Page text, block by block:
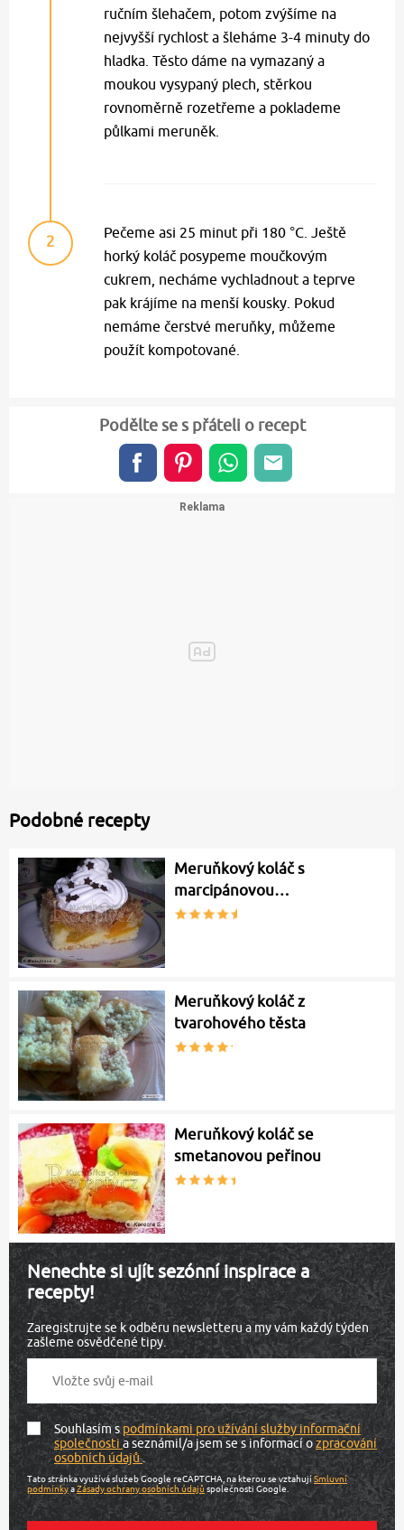
ručním šlehačem, potom zvýšíme na
nejvyšší rychlost a šleháme 3-4 minuty do
hladka. Těsto dáme na vymazaný a
moukou vysypaný plech, stěrkou
rovnoměrně rozetřeme a poklademe
půlkami meruněk.
2
Pečeme asi 25 minut při 180 °C. Ještě
horký koláč posypeme moučkovým
cukrem, necháme vychladnout a teprve
pak krájíme na menší kousky. Pokud
nemáme čerstvé meruňky, můžeme
použít kompotované.
Podělte se s přáteli o recept
Podobné recepty
Meruňkový koláč s
marcipánovou…
Meruňkový koláč z
tvarohového těsta
Meruňkový koláč se
smetanovou peřinou
Nenechte si ujít sezónní inspirace a
recepty!
Zaregistrujte se k odběru newsletteru a my vám každý týden
zašleme osvědčené tipy.
Souhlasím spodmínkami pro užívání služby informační
společnostia seznámil/a jsem se s informací ozpracování
osobních údajů.
Tato stránka využívá služeb Google reCAPTCHA, na kterou se vztahujíSmluvní
podmínkyaZásady ochrany osobních údajů společnosti Google.